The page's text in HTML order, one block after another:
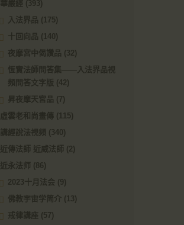
華嚴經 (393)
入法界品 (175)
十回向品 (140)
夜摩宮中偈讚品 (32)
恆實法師問答集——入法界品視
頻問答文字版 (42)
昇夜摩天宮品 (7)
虛雲老和尚畫傳
(115)
講經說法視頻
(340)
近傳法師 近威法師 (2)
近永法师
(86)
2023十月法会 (9)
佛教宇宙学简介 (13)
戒律講座 (57)